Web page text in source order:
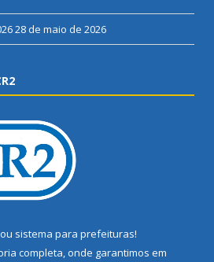
28 de maio de 2026
ou sistema para prefeituras!
completa, onde garantimos em